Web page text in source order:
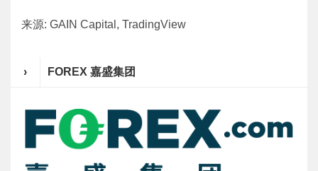
来源: GAIN Capital, TradingView
› FOREX 嘉盛集团